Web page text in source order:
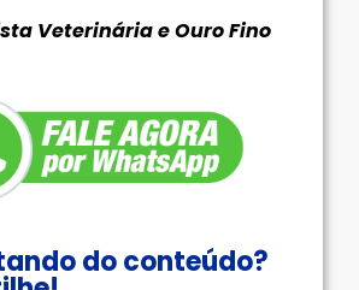
Veterinária e Ouro Fino
do conteúdo?